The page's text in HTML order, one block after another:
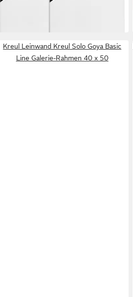
120 cm für Acryl- und Ölmalerei
Kreul Leinwand Kreul Solo Goya Basic
Line Galerie-Rahmen 40 x 50